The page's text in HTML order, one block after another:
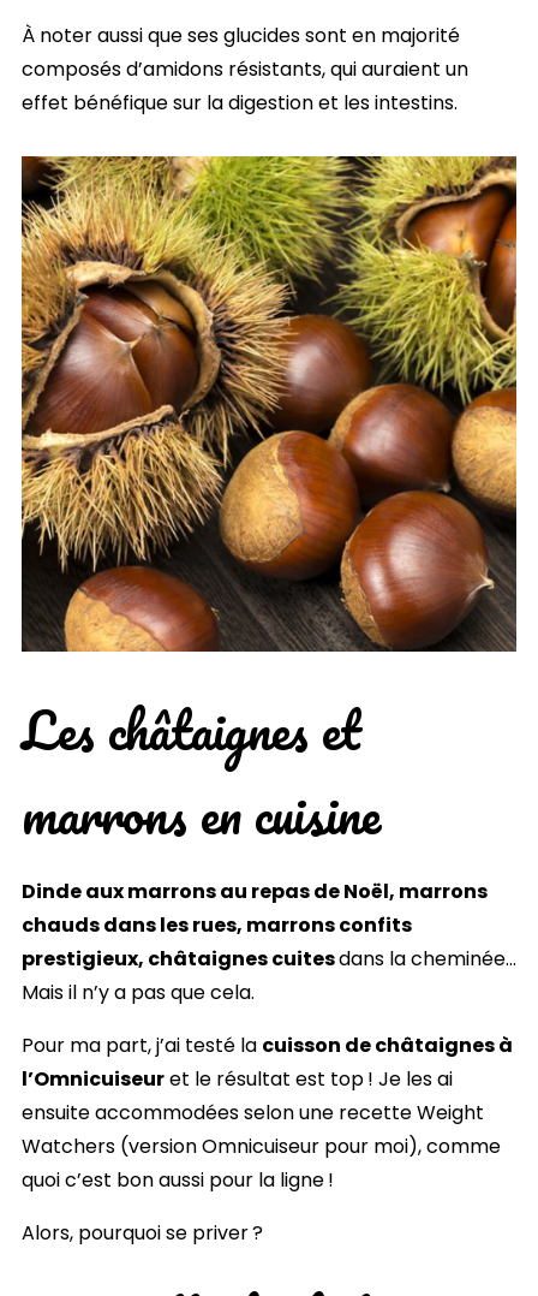
À noter aussi que ses glucides sont en majorité
composés d’amidons résistants, qui auraient un
effet bénéfique sur la digestion et les intestins.
Les châtaignes et
marrons en cuisine
Dinde aux marrons au repas de Noël, marrons
chauds dans les rues, marrons confits
prestigieux, châtaignes cuitesdans la cheminée…
Mais il n’y a pas que cela.
Pour ma part, j’ai testé la cuisson de châtaignes à
l’Omnicuiseuret le résultat est top ! Je les ai
ensuite accommodées selon une recette Weight
Watchers (version Omnicuiseur pour moi), comme
quoi c’est bon aussi pour la ligne !
Alors, pourquoi se priver ?